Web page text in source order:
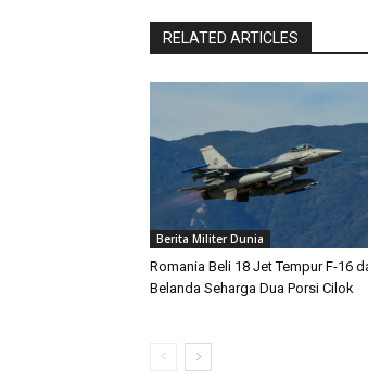
RELATED ARTICLES
Berita Militer Dunia
Romania Beli 18 Jet Tempur F-16
Belanda Seharga Dua Porsi Cilok